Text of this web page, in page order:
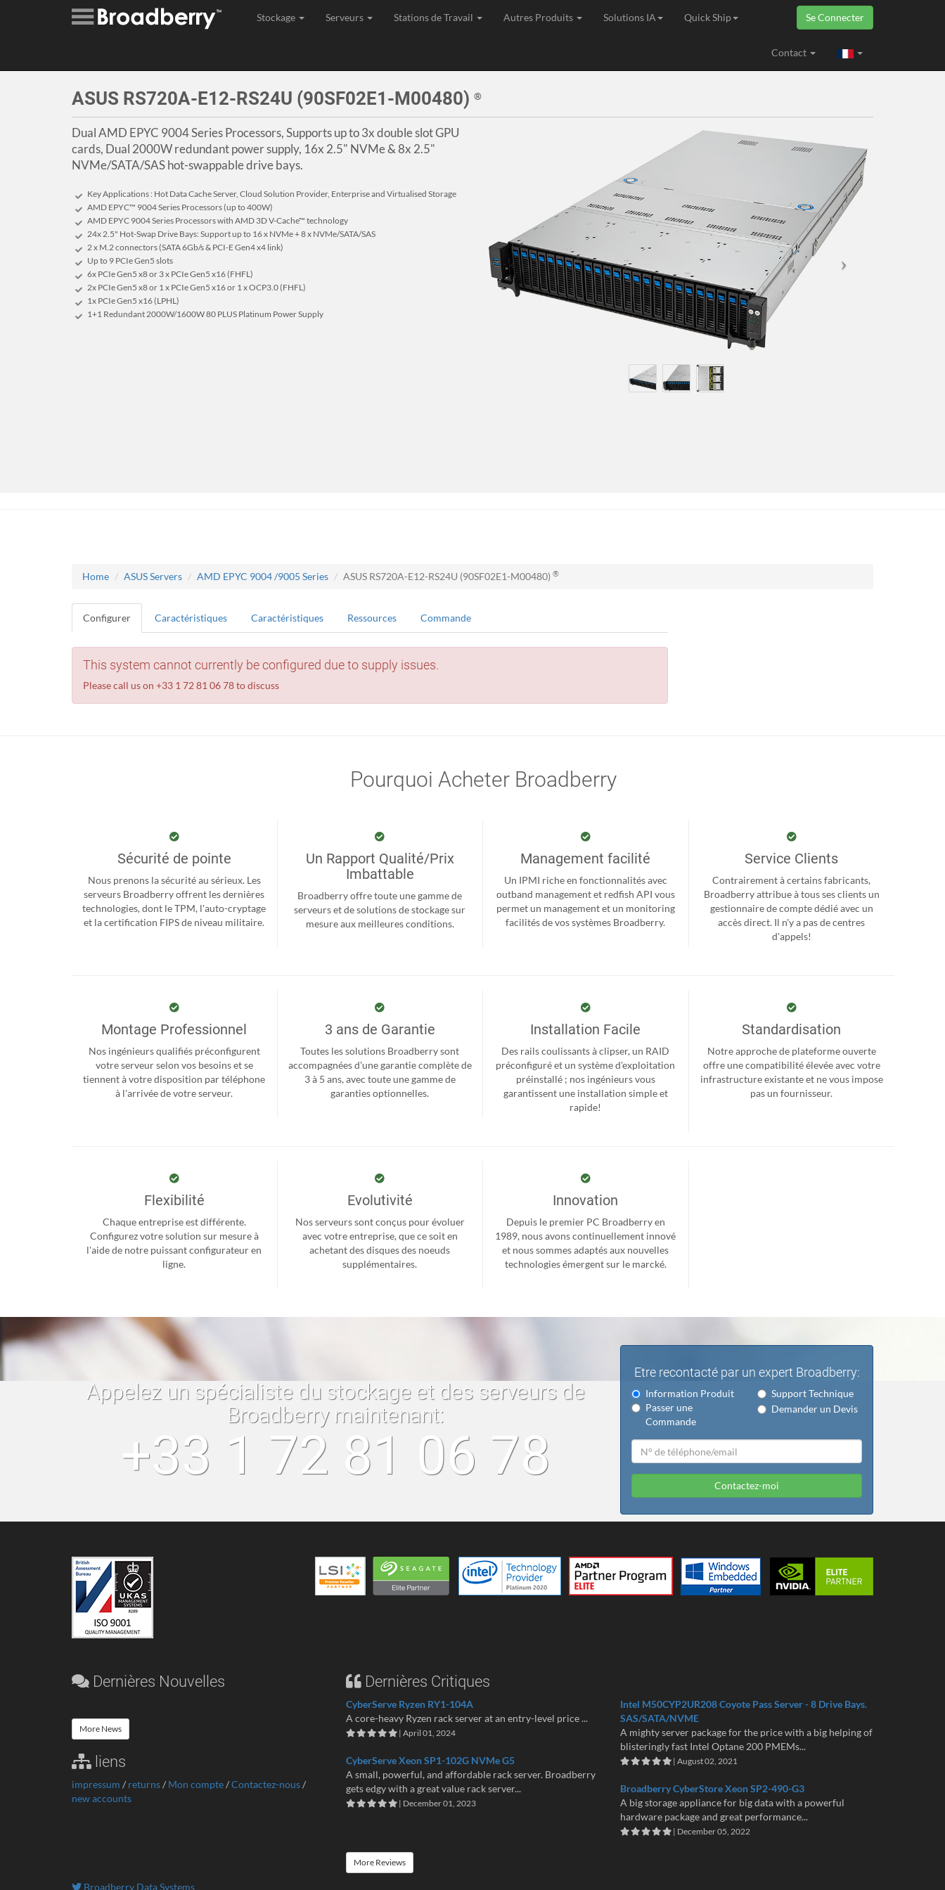
Stockage Serveurs Stations de Travail Autres Produits Solutions IA Quick Ship Se Connecter
Contact
ASUS RS720A-E12-RS24U (90SF02E1-M00480) ®
Dual AMD EPYC 9004 Series Processors, Supports up to 3x double slot GPU
cards, Dual 2000W redundant power supply, 16x 2.5" NVMe & 8x 2.5"
NVMe/SATA/SAS hot-swappable drive bays.
Key Applications : Hot Data Cache Server, Cloud Solution Provider, Enterprise and Virtualised Storage
AMD EPYC™ 9004 Series Processors (up to 400W)
AMD EPYC 9004 Series Processors with AMD 3D V-Cache™ technology
24x 2.5" Hot-Swap Drive Bays: Support up to 16 x NVMe + 8 x NVMe/SATA/SAS
2 x M.2 connectors (SATA 6Gb/s & PCI-E Gen4 x4 link)
Up to 9 PCIe Gen5 slots
6x PCIe Gen5 x8 or 3 x PCIe Gen5 x16 (FHFL)
2x PCIe Gen5 x8 or 1 x PCIe Gen5 x16 or 1 x OCP3.0 (FHFL)
1x PCIe Gen5 x16 (LPHL)
1+1 Redundant 2000W/1600W 80 PLUS Platinum Power Supply
Home ASUS Servers AMD EPYC 9004 /9005 Series ASUS RS720A-E12-RS24U (90SF02E1-M00480) ®
Configurer Caractéristiques Caractéristiques Ressources Commande
This system cannot currently be configured due to supply issues.
Please call us on +33 1 72 81 06 78 to discuss
Pourquoi Acheter Broadberry
Sécurité de pointe
Nous prenons la sécurité au sérieux. Les
serveurs Broadberry offrent les dernières
technologies, dont le TPM, l'auto-cryptage
et la certification FIPS de niveau militaire.
Un Rapport Qualité/Prix
Imbattable
Broadberry offre toute une gamme de
serveurs et de solutions de stockage sur
mesure aux meilleures conditions.
Management facilité
Un IPMI riche en fonctionnalités avec
outband management et redfish API vous
permet un management et un monitoring
facilités de vos systèmes Broadberry.
Service Clients
Contrairement à certains fabricants,
Broadberry attribue à tous ses clients un
gestionnaire de compte dédié avec un
accès direct. Il n'y a pas de centres
d'appels!
Montage Professionnel
Nos ingénieurs qualifiés préconfigurent
votre serveur selon vos besoins et se
tiennent à votre disposition par téléphone
à l'arrivée de votre serveur.
3 ans de Garantie
Toutes les solutions Broadberry sont
accompagnées d'une garantie complète de
3 à 5 ans, avec toute une gamme de
garanties optionnelles.
Installation Facile
Des rails coulissants à clipser, un RAID
préconfiguré et un système d'exploitation
préinstallé ; nos ingénieurs vous
garantissent une installation simple et
rapide!
Standardisation
Notre approche de plateforme ouverte
offre une compatibilité élevée avec votre
infrastructure existante et ne vous impose
pas un fournisseur.
Flexibilité
Chaque entreprise est différente.
Configurez votre solution sur mesure à
l'aide de notre puissant configurateur en
ligne.
Evolutivité
Nos serveurs sont conçus pour évoluer
avec votre entreprise, que ce soit en
achetant des disques des noeuds
supplémentaires.
Innovation
Depuis le premier PC Broadberry en
1989, nous avons continuellement innové
et nous sommes adaptés aux nouvelles
technologies émergent sur le marcké.
Appelez un spécialiste du stockage et des serveurs de
Broadberry maintenant:
+33 1 72 81 06 78
Etre recontacté par un expert Broadberry:
Information Produit
Support Technique
Passer une
Commande
Demander un Devis
Contactez-moi
Dernières Nouvelles
More News
liens
impressum / returns/ Mon compte/Contactez-nous/
new accounts
Dernières Critiques
CyberServe Ryzen RY1-104A
A core-heavy Ryzen rack server at an entry-level price ...
| April 01, 2024
CyberServe Xeon SP1-102G NVMe G5
A small, powerful, and affordable rack server. Broadberry
gets edgy with a great value rack server...
| December 01, 2023
Intel M50CYP2UR208 Coyote Pass Server - 8 Drive Bays.
SAS/SATA/NVME
A mighty server package for the price with a big helping of
blisteringly fast Intel Optane 200 PMEMs...
| August 02, 2021
Broadberry CyberStore Xeon SP2-490-G3
A big storage appliance for big data with a powerful
hardware package and great performance...
| December 05, 2022
More Reviews
Broadberry Data Systems